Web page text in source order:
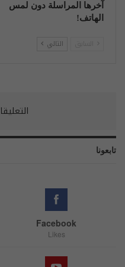
آخرها المراسلة دون لمس
الهاتف!
التالي
تابعونا
Facebook
Likes